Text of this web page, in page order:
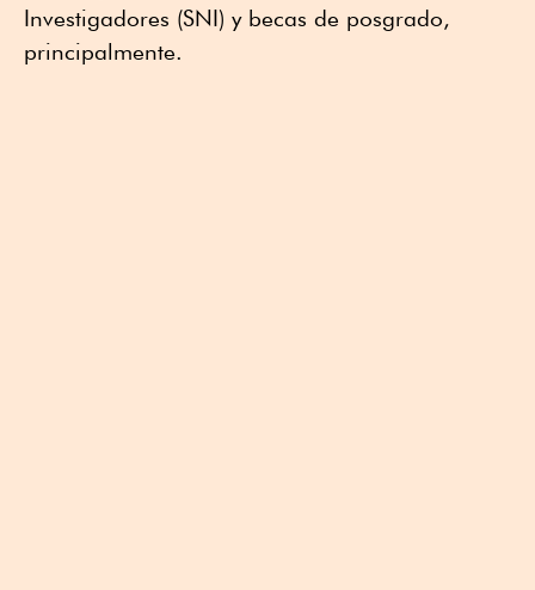
Investigadores (SNI) y becas de posgrado,
principalmente.